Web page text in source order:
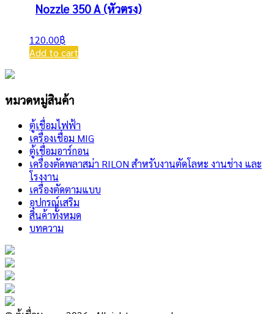
Nozzle 350 A (หัวตรง)
120.00฿
Add to cart
หมวดหมู่สินค้า
ตู้เชื่อมไฟฟ้า
เครื่องเชื่อม MIG
ตู้เชื่อมอาร์กอน
เครื่องตัดพลาสม่า RILON สำหรับงานตัดโลหะ งานช่าง และ
โรงงาน
เครื่องตัดตามแบบ
อุปกรณ์เสริม
สินค้าทั้งหมด
บทความ